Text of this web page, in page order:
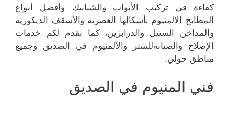
كفاءة في تركيب الأبواب والشبابيك وأفضل أنواع
المطابخ الالمنيوم بأشكالها العصرية والأسقف الديكورية
والمداخن الستيل والدرابزين، كما نقدم لكم خدمات
الإصلاح والصيانةللشتر والألمنيوم في الصديق وجميع
مناطق حولي.
فني المنيوم في الصديق